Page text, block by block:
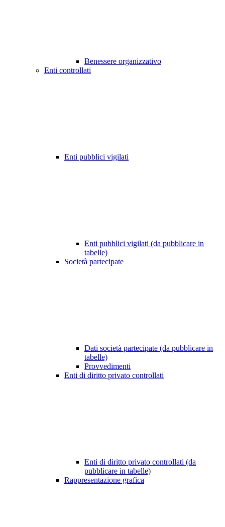
Benessere organizzativo
Enti controllati
Enti pubblici vigilati
Enti pubblici vigilati (da pubblicare in
tabelle)
Società partecipate
Dati società partecipate (da pubblicare in
tabelle)
Provvedimenti
Enti di diritto privato controllati
Enti di diritto privato controllati (da
pubblicare in tabelle)
Rappresentazione grafica